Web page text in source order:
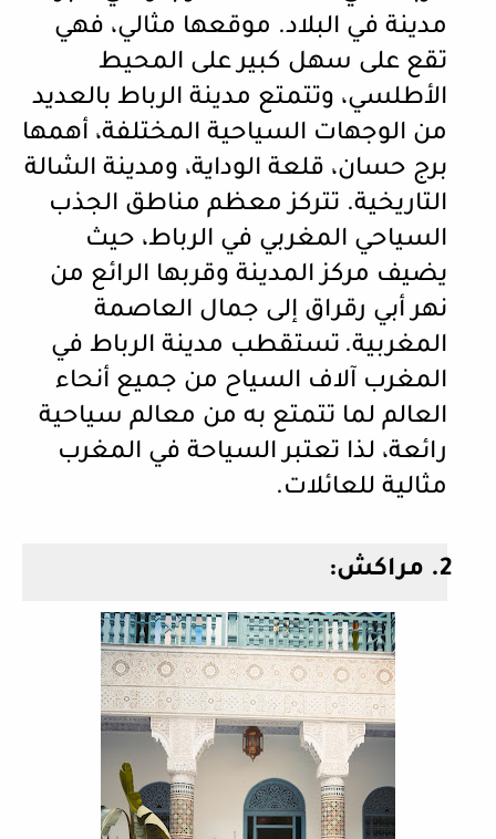
مدينة في البلاد. موقعها مثالي، فهي
تقع على سهل كبير على المحيط
الأطلسي، وتتمتع مدينة الرباط بالعديد
من الوجهات السياحية المختلفة، أهمها
برج حسان، قلعة الوداية، ومدينة الشالة
التاريخية. تتركز معظم مناطق الجذب
السياحي المغربي في الرباط، حيث
يضيف مركز المدينة وقربها الرائع من
نهر أبي رقراق إلى جمال العاصمة
المغربية. تستقطب مدينة الرباط في
المغرب آلاف السياح من جميع أنحاء
العالم لما تتمتع به من معالم سياحية
رائعة، لذا تعتبر السياحة في المغرب
مثالية للعائلات.
2. مراكش: